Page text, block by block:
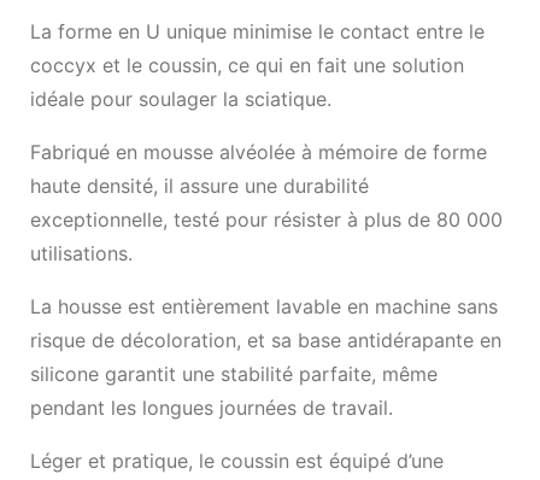
La forme en U unique minimise le contact entre le
coccyx et le coussin, ce qui en fait une solution
idéale pour soulager la sciatique.
Fabriqué en mousse alvéolée à mémoire de forme
haute densité, il assure une durabilité
exceptionnelle, testé pour résister à plus de 80 000
utilisations.
La housse est entièrement lavable en machine sans
risque de décoloration, et sa base antidérapante en
silicone garantit une stabilité parfaite, même
pendant les longues journées de travail.
Léger et pratique, le coussin est équipé d’une